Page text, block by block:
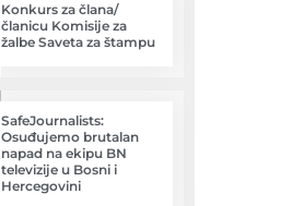
Konkurs za člana/
članicu Komisije za
žalbe Saveta za štampu
SafeJournalists:
Osuđujemo brutalan
napad na ekipu BN
televizije u Bosni i
Hercegovini